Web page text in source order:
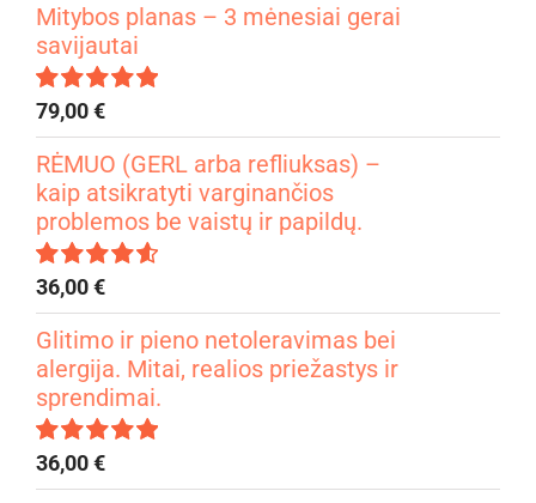
Mitybos planas – 3 mėnesiai gerai
savijautai
Įvertinimas:
4.99iš 5
79,00€
RĖMUO (GERL arba refliuksas) –
kaip atsikratyti varginančios
problemos be vaistų ir papildų.
Įvertinimas:
4.67iš 5
36,00€
Glitimo ir pieno netoleravimas bei
alergija. Mitai, realios priežastys ir
sprendimai.
Įvertinimas:
5.00iš 5
36,00€